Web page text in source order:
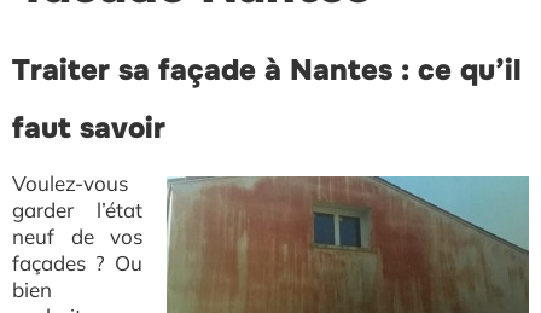
Traiter sa façade à Nantes : ce qu’il
faut savoir
Voulez-vous
garder l’état
neuf de vos
façades ? Ou
bien